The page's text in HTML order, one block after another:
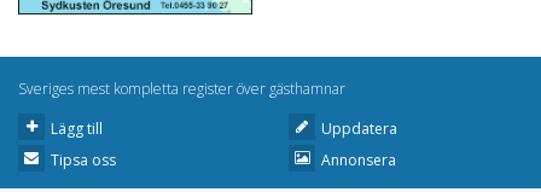
Sveriges mest kompletta register över gästhamnar
Lägg till
Uppdatera
Tipsa oss
Annonsera